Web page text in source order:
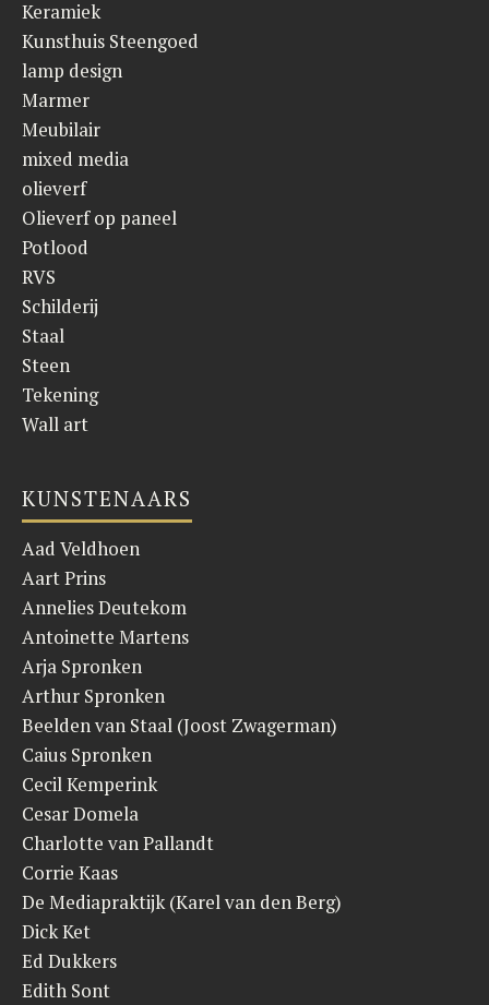
Keramiek
Kunsthuis Steengoed
lamp design
Marmer
Meubilair
mixed media
olieverf
Olieverf op paneel
Potlood
RVS
Schilderij
Staal
Steen
Tekening
Wall art
KUNSTENAARS
Aad Veldhoen
Aart Prins
Annelies Deutekom
Antoinette Martens
Arja Spronken
Arthur Spronken
Beelden van Staal (Joost Zwagerman)
Caius Spronken
Cecil Kemperink
Cesar Domela
Charlotte van Pallandt
Corrie Kaas
De Mediapraktijk (Karel van den Berg)
Dick Ket
Ed Dukkers
Edith Sont